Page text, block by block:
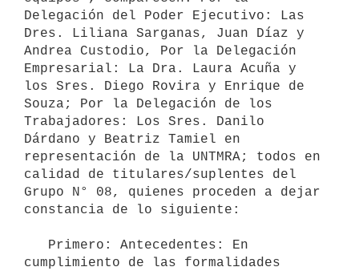
Delegación del Poder Ejecutivo: Las
Dres. Liliana Sarganas, Juan Díaz y
Andrea Custodio, Por la Delegación
Empresarial: La Dra. Laura Acuña y
los Sres. Diego Rovira y Enrique de
Souza; Por la Delegación de los
Trabajadores: Los Sres. Danilo
Dárdano y Beatriz Tamiel en
representación de la UNTMRA; todos en
calidad de titulares/suplentes del
Grupo N° 08, quienes proceden a dejar
constancia de lo siguiente:
cumplimiento de las formalidades